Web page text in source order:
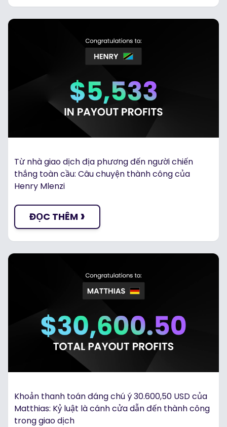
Từ nhà giao dịch địa phương đến người chiến
thắng toàn cầu: Câu chuyện thành công của
Henry Mlenzi
ĐỌC THÊM ›
Khoản thanh toán đáng chú ý 30.600,50 USD của
Matthias: Kỷ luật là cánh cửa dẫn đến thành công
trong giao dịch